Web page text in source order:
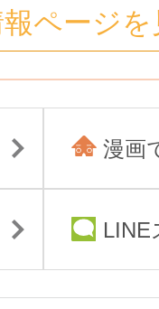
ページ
漫画
LINE